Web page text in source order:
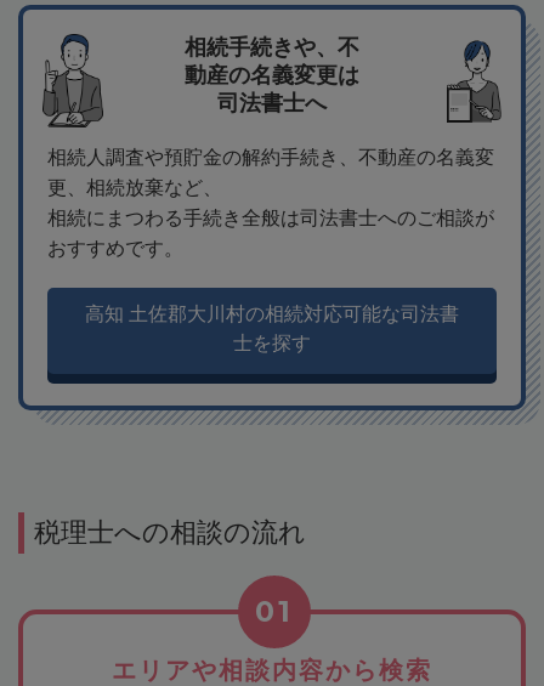
相続手続きや、不
動産の名義変更は
司法書士へ
相続人調査や預貯金の解約手続き、不動産の名義変
更、相続放棄など、
相続にまつわる手続き全般は司法書士へのご相談が
おすすめです。
高知 土佐郡大川村の相続対応可能な司法書
士を探す
税理士への相談の流れ
エリアや相談内容から検索
01